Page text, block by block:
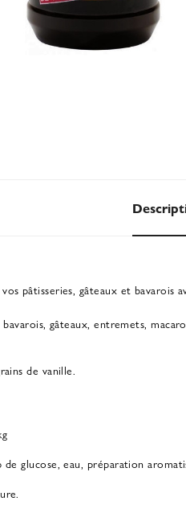
pâtisseries, gâteaux et bavarois
bavarois, gâteaux, entremets,
de vanille.
glucose, eau, préparation